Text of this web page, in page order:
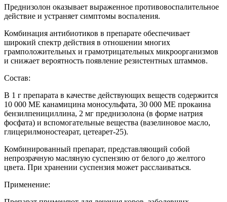
Преднизолон оказывает выраженное противовоспалительное
действие и устраняет симптомы воспаления.
Комбинация антибиотиков в препарате обеспечивает
широкий спектр действия в отношении многих
грамположительных и грамотрицательных микроорганизмов
и снижает вероятность появление резистентных штаммов.
Состав:
В 1 г препарата в качестве действующих веществ содержится
10 000 МЕ канамицина моносульфата, 30 000 МЕ прокаина
бензилпенициллина, 2 мг преднизолона (в форме натрия
фосфата) и вспомогательные вещества (вазелиновое масло,
глицерилмоностеарат, цетеарет-25).
Комбинированный препарат, представляющий собой
непрозрачную масляную суспензию от белого до желтого
цвета. При хранении суспензия может расслаиваться.
Применение: